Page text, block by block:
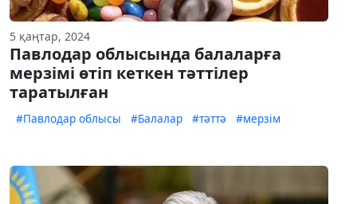
5 қаңтар, 2024
Павлодар облысында балаларға
мерзімі өтіп кеткен тәттілер
таратылған
#Павлодар облысы #Балалар #тәттә #мерзім